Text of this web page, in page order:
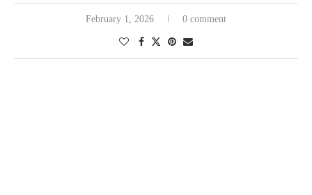
February 1, 2026 0 comment